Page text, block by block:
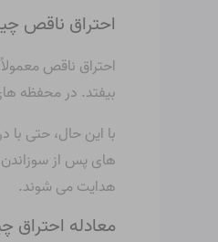
احتراق ناقص
احتراق ناقص
بیفتد. در محفظه
با این حال، حتی با
های پس از
هدایت می شوند.
معادله